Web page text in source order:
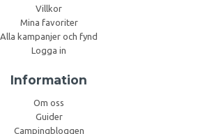
Villkor
Mina favoriter
Alla kampanjer och fynd
Logga in
Information
Om oss
Guider
Campingbloggen